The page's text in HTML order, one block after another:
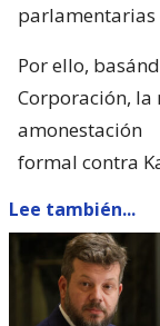
parlamentarias
Por ello,
Corporación,
amonestación
formal contra
Lee también...